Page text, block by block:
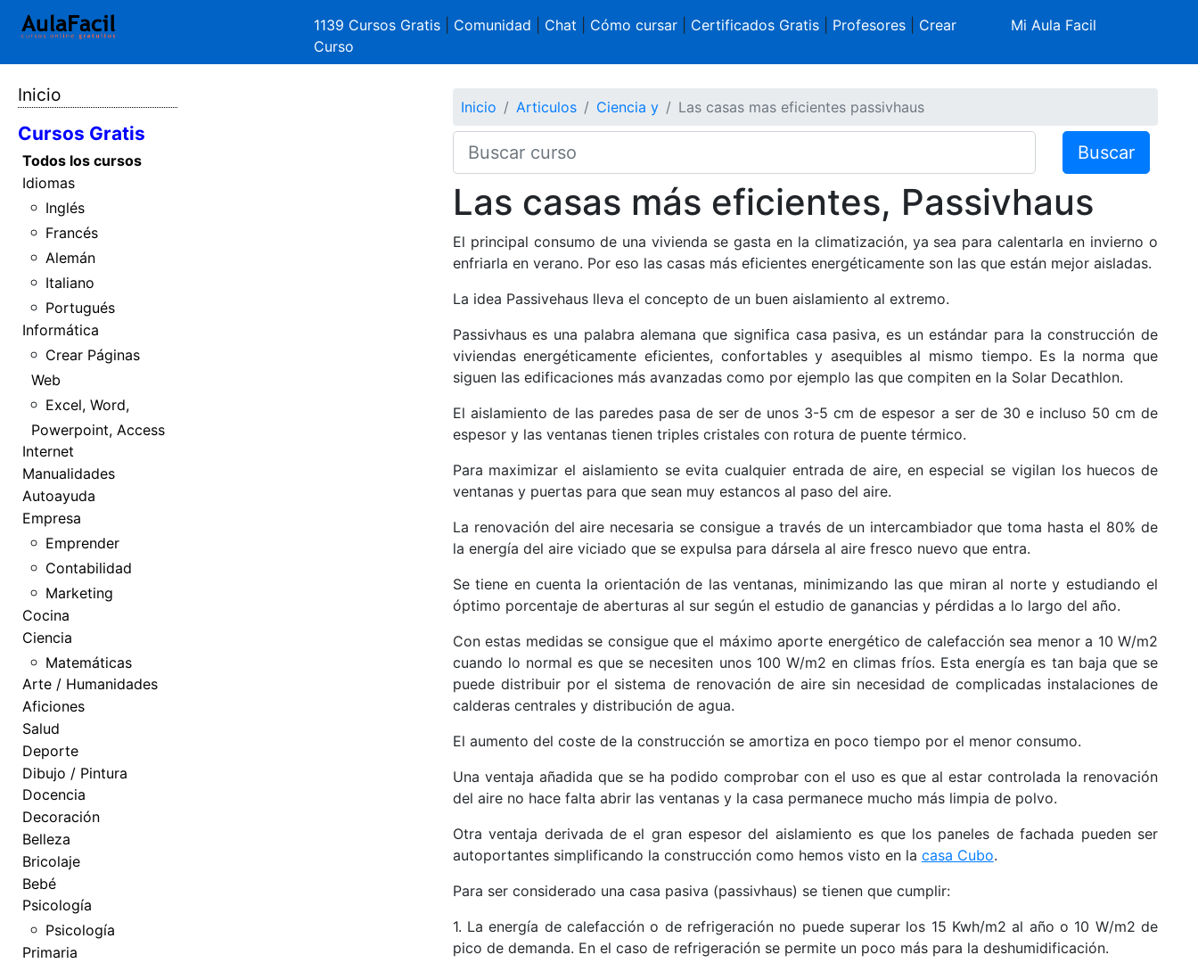
1139 Cursos Gratis Comunidad Chat Cómo cursar| Certificados Gratis| Profesores| Crear
Curso
Mi Aula Facil
Inicio
Cursos Gratis
Todos los cursos
Idiomas
Inglés
Francés
Alemán
Italiano
Portugués
Informática
Crear Páginas
Web
Excel, Word,
Powerpoint, Access
Internet
Manualidades
Autoayuda
Empresa
Emprender
Contabilidad
Marketing
Cocina
Ciencia
Matemáticas
Arte / Humanidades
Aficiones
Salud
Deporte
Dibujo / Pintura
Docencia
Decoración
Belleza
Bricolaje
Bebé
Psicología
Psicología
Primaria
Inicio Articulos Ciencia y Las casas mas eficientes passivhaus
Buscar
Las casas más eficientes, Passivhaus
El principal consumo de una vivienda se gasta en la climatización, ya sea para calentarla en invierno o
enfriarla en verano. Por eso las casas más eficientes energéticamente son las que están mejor aisladas.
La idea Passivehaus lleva el concepto de un buen aislamiento al extremo.
Passivhaus es una palabra alemana que significa casa pasiva, es un estándar para la construcción de
viviendas energéticamente eficientes, confortables y asequibles al mismo tiempo. Es la norma que
siguen las edificaciones más avanzadas como por ejemplo las que compiten en la Solar Decathlon.
El aislamiento de las paredes pasa de ser de unos 3-5 cm de espesor a ser de 30 e incluso 50 cm de
espesor y las ventanas tienen triples cristales con rotura de puente térmico.
Para maximizar el aislamiento se evita cualquier entrada de aire, en especial se vigilan los huecos de
ventanas y puertas para que sean muy estancos al paso del aire.
La renovación del aire necesaria se consigue a través de un intercambiador que toma hasta el 80% de
la energía del aire viciado que se expulsa para dársela al aire fresco nuevo que entra.
Se tiene en cuenta la orientación de las ventanas, minimizando las que miran al norte y estudiando el
óptimo porcentaje de aberturas al sur según el estudio de ganancias y pérdidas a lo largo del año.
Con estas medidas se consigue que el máximo aporte energético de calefacción sea menor a 10 W/m2
cuando lo normal es que se necesiten unos 100 W/m2 en climas fríos. Esta energía es tan baja que se
puede distribuir por el sistema de renovación de aire sin necesidad de complicadas instalaciones de
calderas centrales y distribución de agua.
El aumento del coste de la construcción se amortiza en poco tiempo por el menor consumo.
Una ventaja añadida que se ha podido comprobar con el uso es que al estar controlada la renovación
del aire no hace falta abrir las ventanas y la casa permanece mucho más limpia de polvo.
Otra ventaja derivada de el gran espesor del aislamiento es que los paneles de fachada pueden ser
autoportantes simplificando la construcción como hemos visto en la casa Cubo.
Para ser considerado una casa pasiva (passivhaus) se tienen que cumplir:
1. La energía de calefacción o de refrigeración no puede superar los 15 Kwh/m2 al año o 10 W/m2 de
pico de demanda. En el caso de refrigeración se permite un poco más para la deshumidificación.